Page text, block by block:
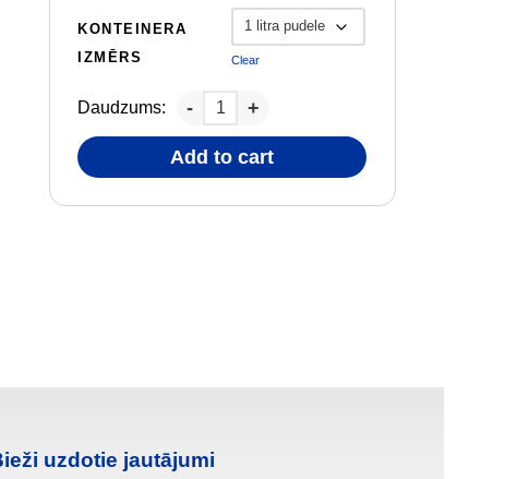
KONTEINERA
IZMĒRS
Clear
Daudzums:
Add to cart
uzdotie jautājumi